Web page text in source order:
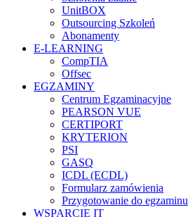
UnitBOX
Outsourcing Szkoleń
Abonamenty
E-LEARNING
CompTIA
Offsec
EGZAMINY
Centrum Egzaminacyjne
PEARSON VUE
CERTIPORT
KRYTERION
PSI
GASQ
ICDL (ECDL)
Formularz zamówienia
Przygotowanie do egzaminu
WSPARCIE IT